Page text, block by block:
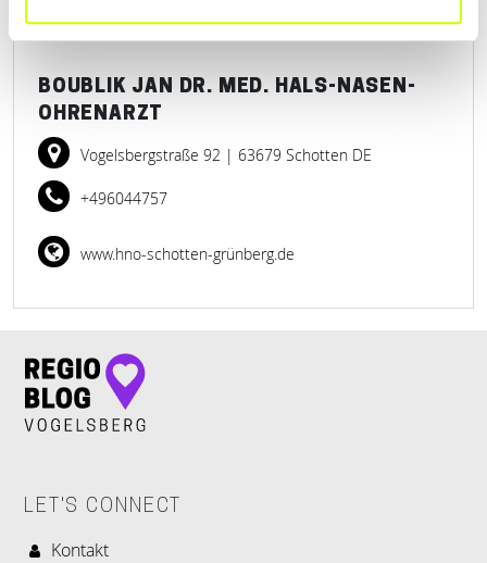
BOUBLIK JAN DR. MED. HALS-NASEN-
OHRENARZT
Vogelsbergstraße 92 | 63679 Schotten DE
+496044757
www.hno-schotten-grünberg.de
LET'S CONNECT
Kontakt